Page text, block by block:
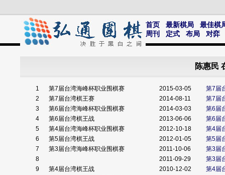
首页 最新棋局
最佳棋
周刊
定式 布局 对弈
陈惠民
1 第7届台湾海峰杯职业围棋赛 2015-03-05
第7届
2
第7届台湾棋王赛 2014-08-11
第7届
3
第6届台湾海峰杯职业围棋赛 2014-03-03
第6届
4
第6届台湾棋王战 2013-06-06
第6届
5
第4届台湾海峰杯职业围棋赛 2012-10-18
第4届
6
第5届台湾棋王战 2012-01-05
第5届
7
第3届台湾海峰杯职业围棋赛 2011-10-06
第3届
8
2011-09-29
第3届
9
第4届台湾棋王战 2010-12-02
第4届